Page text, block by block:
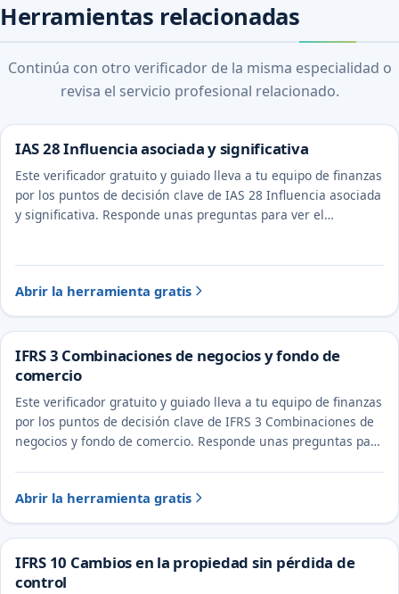
Herramientas relacionadas
Continúa con otro verificador de la misma especialidad o
revisa el servicio profesional relacionado.
IAS 28 Influencia asociada y significativa
Este verificador gratuito y guiado lleva a tu equipo de finanzas
por los puntos de decisión clave de IAS 28 Influencia asociada
y significativa. Responde unas preguntas para ver el
Abrir la herramienta gratis
IFRS 3 Combinaciones de negocios y fondo de
comercio
Este verificador gratuito y guiado lleva a tu equipo de finanzas
por los puntos de decisión clave de IFRS 3 Combinaciones de
negocios y fondo de comercio. Responde unas preguntas para
Abrir la herramienta gratis
IFRS 10 Cambios en la propiedad sin pérdida de
control